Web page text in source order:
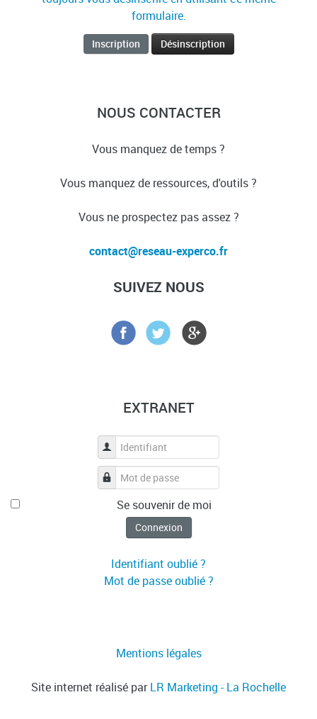
formulaire.
NOUS CONTACTER
Vous manquez de temps ?
Vous manquez de ressources, d'outils ?
Vous ne prospectez pas assez ?
SUIVEZ NOUS
EXTRANET
Identifiant
Mot de passe
Se souvenir de moi
Connexion
Identifiant oublié ?
Mot de passe oublié ?
Mentions légales
Site internet réalisé parLR Marketing - La Rochelle